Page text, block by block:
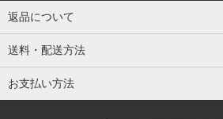
返品について
送料・配送方法
お支払い方法